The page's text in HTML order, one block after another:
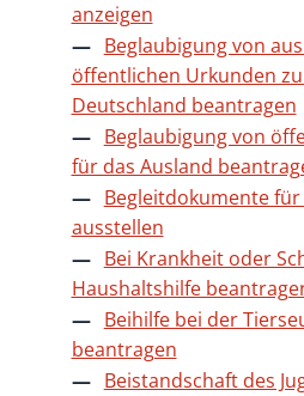
anzeigen
Beglaubigung von
öffentlichen Urkunden
Deutschland beantragen
Beglaubigung von
für das Ausland
Begleitdokumente
ausstellen
Bei Krankheit oder
Haushaltshilfe
Beihilfe bei der
beantragen
Beistandschaft des